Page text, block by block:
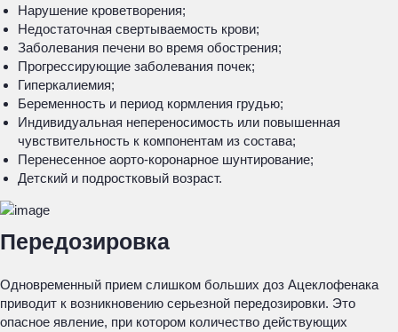
Нарушение кроветворения;
Недостаточная свертываемость крови;
Заболевания печени во время обострения;
Прогрессирующие заболевания почек;
Гиперкалиемия;
Беременность и период кормления грудью;
Индивидуальная непереносимость или повышенная
чувствительность к компонентам из состава;
Перенесенное аорто-коронарное шунтирование;
Детский и подростковый возраст.
Передозировка
Одновременный прием слишком больших доз Ацеклофенака
приводит к возникновению серьезной передозировки. Это
опасное явление, при котором количество действующих